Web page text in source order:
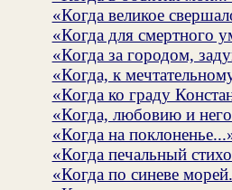
«Когда великое
«Когда для смертного
«Когда за городом,
«Когда, к
«Когда ко граду
«Когда, любовию и
«Когда на
«Когда печальный
«Когда по синеве